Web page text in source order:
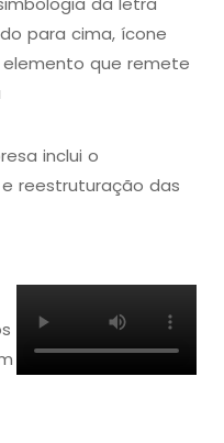
para cima, ícone
que remete
inclui o
reestruturação das